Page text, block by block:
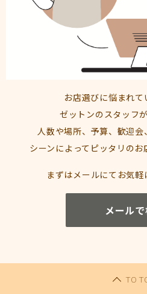
お店選びに悩まれて
ゼットンのスタッフ
人数や場所、予算、歓迎
シーンによってピッタリのお
まずはメールにてお気軽
メール
TO